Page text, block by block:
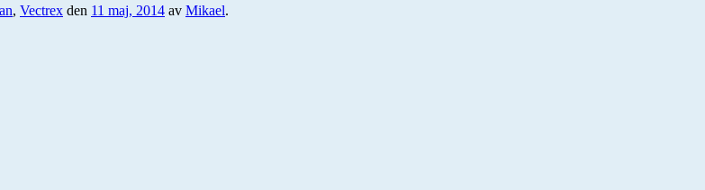
, Vectrex den 11 maj, 2014 av Mikael.